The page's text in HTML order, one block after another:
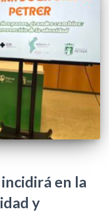
incidirá en la
y